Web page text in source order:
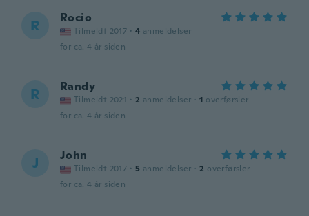
R Rocio
Tilmeldt 2017 · 4 anmeldelser
for ca. 4 år siden
R Randy
Tilmeldt 2021 · 2 anmeldelser · 1 overførsler
for ca. 4 år siden
J John
Tilmeldt 2017 · 5 anmeldelser · 2 overførsler
for ca. 4 år siden